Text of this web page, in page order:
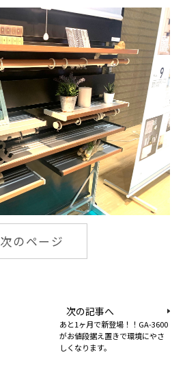
次のページ
次の記事へ
あと1ヶ月で新登場！！GA-3600
がお値段据え置きで環境にやさ
しくなります。